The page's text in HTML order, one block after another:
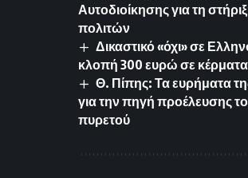
Αυτοδιοίκησης για τη
πολιτών
Δικαστικό «όχι» σε
κλοπή 300 ευρώ σε
Θ. Πίπης: Τα ευρήματα
για την πηγή προέλευσης
πυρετού